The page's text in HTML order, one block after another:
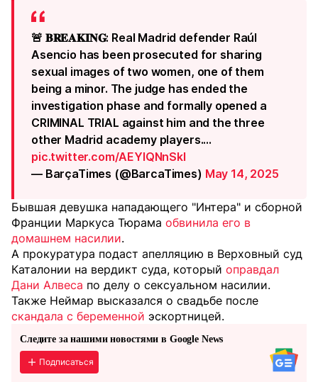
🚨 𝐁𝐑𝐄𝐀𝐊𝐈𝐍𝐆: Real Madrid defender Raúl
Asencio has been prosecuted for sharing
sexual images of two women, one of them
being a minor. The judge has ended the
investigation phase and formally opened a
CRIMINAL TRIAL against him and the three
other Madrid academy players.…
pic.twitter.com/AEYlQNnSkI
— BarçaTimes (@BarcaTimes) May 14, 2025
Бывшая девушка нападающего "Интера" и сборной
Франции Маркуса Тюрама обвинила его в
домашнем насилии.
А прокуратура подаст апелляцию в Верховный суд
Каталонии на вердикт суда, который оправдал
Дани Алвеса по делу о сексуальном насилии.
Также Неймар высказался о свадьбе после
скандала с беременной эскортницей.
Следите за нашими новостями в Google News
Подписаться